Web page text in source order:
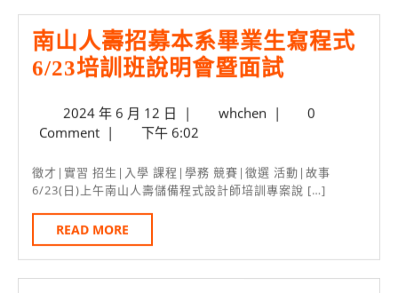
員
免
1/3
日
上
網
申
請
南山人壽招募本系畢業生寫程式
6/23培訓班說明會暨面試南
招
募
畢
2024 年 6 月 12 日 2024
年
月
12
| whchenwhchen
|
0
Comment | 下午 6:02
徵才|實習 招生|入學 課程|學務 競賽|徵選 活動|故事
6/23(日)上午南山人壽儲備程式設計師培訓專案說 […]
READ MORE
MORE